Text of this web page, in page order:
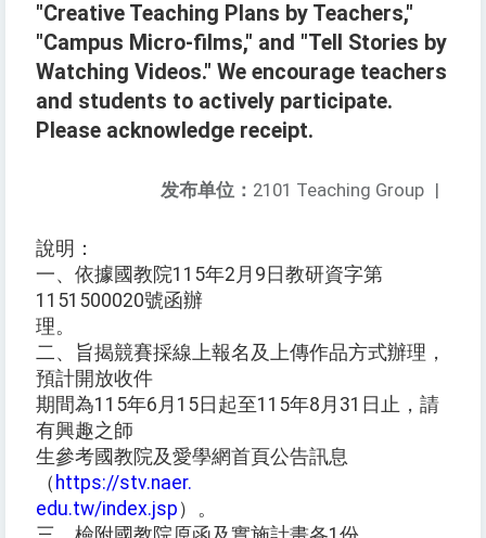
"Creative Teaching Plans by Teachers,"
"Campus Micro-films," and "Tell Stories by
Watching Videos." We encourage teachers
and students to actively participate.
Please acknowledge receipt.
发布单位： 2101 Teaching Group |
說明：
一、依據國教院115年2月9日教研資字第
1151500020號函辦
理。
二、旨揭競賽採線上報名及上傳作品方式辦理，
預計開放收件
期間為115年6月15日起至115年8月31日止，請
有興趣之師
生參考國教院及愛學網首頁公告訊息
（ https://stv.naer.
edu.tw/index.jsp ）。